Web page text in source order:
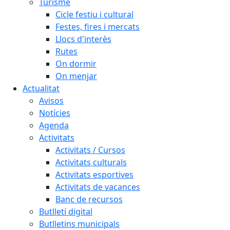
Cicle festiu i cultural
Festes, fires i mercats
Llocs d'interès
Rutes
On dormir
On menjar
Actualitat
Avisos
Notícies
Agenda
Activitats
Activitats / Cursos
Activitats culturals
Activitats esportives
Activitats de vacances
Banc de recursos
Butlletí digital
Butlletins municipals